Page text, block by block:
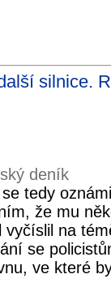
silnice.
deník
tedy
že mu
vyčíslil na
se
ve které